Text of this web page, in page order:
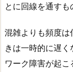
とに回線を通すも
混雑よりも頻度は
きは一時的に遅
ワーク障害が起